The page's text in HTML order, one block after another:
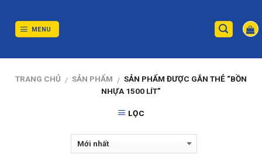
content
MENU
TRANG CHỦ / SẢN PHẨM / SẢN PHẨM ĐƯỢC GẮN THẺ “BỒN
NHỰA 1500 LÍT”
LỌC